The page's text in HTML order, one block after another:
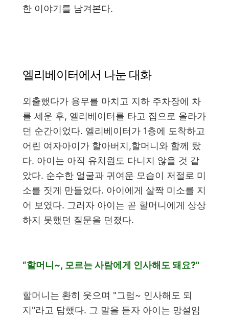
한 이야기를 남겨본다.
엘리베이터에서 나눈 대화
외출했다가 용무를 마치고 지하 주차장에 차
를 세운 후, 엘리베이터를 타고 집으로 올라가
던 순간이었다. 엘리베이터가 1층에 도착하고
어린 여자아이가 할아버지,할머니와 함께 탔
다. 아이는 아직 유치원도 다니지 않을 것 같
았다. 순수한 얼굴과 귀여운 모습이 저절로 미
소를 짓게 만들었다. 아이에게 살짝 미소를 지
어 보였다. 그러자 아이는 곧 할머니에게 상상
하지 못했던 질문을 던졌다.
“할머니~, 모르는 사람에게 인사해도 돼요?"
할머니는 환히 웃으며 "그럼~ 인사해도 되
지"라고 답했다. 그 말을 듣자 아이는 망설임